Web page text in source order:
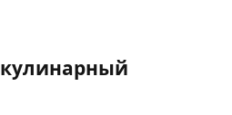
кулинарный